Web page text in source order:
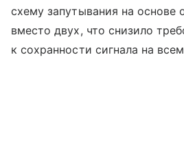
схему запутывания на основе
вместо двух, что снизило
к сохранности сигнала на